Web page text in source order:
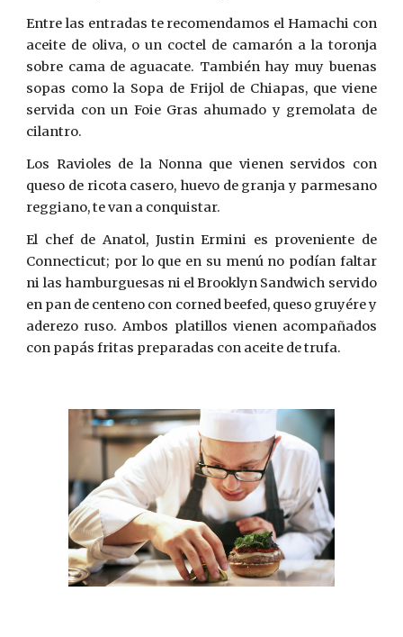
Entre las entradas te recomendamos el Hamachi con
aceite de oliva, o un coctel de camarón a la toronja
sobre cama de aguacate. También hay muy buenas
sopas como la Sopa de Frijol de Chiapas, que viene
servida con un Foie Gras ahumado y gremolata de
cilantro.
Los Ravioles de la Nonna que vienen servidos con
queso de ricota casero, huevo de granja y parmesano
reggiano, te van a conquistar.
El chef de Anatol, Justin Ermini es proveniente de
Connecticut; por lo que en su menú no podían faltar
ni las hamburguesas ni el Brooklyn Sandwich servido
en pan de centeno con corned beefed, queso gruyére y
aderezo ruso. Ambos platillos vienen acompañados
con papás fritas preparadas con aceite de trufa.